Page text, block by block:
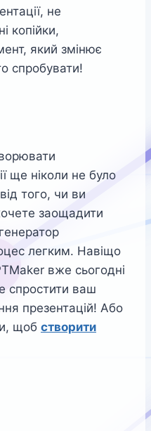
не
копійки,
який змінює
спробувати!
ще ніколи не було
того, чи ви
заощадити
легким. Навіщо
вже сьогодні
спростити ваш
презентацій! Або
щоб створити